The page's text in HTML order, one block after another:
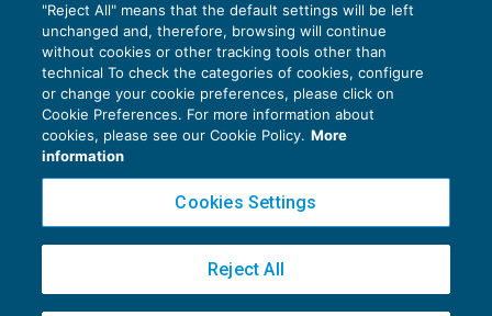
Privacy Policy
Cookie Policy
Copyright 2016 ©Gruppo Euroconference S.p.A.v2.32.2
Piazza Luigi Einaudi, 10N01 - 20124 Milano - info@ecnews.it
"Reject All" means that the default settings will be left
unchanged and, therefore, browsing will continue
without cookies or other tracking tools other than
technical To check the categories of cookies, configure
or change your cookie preferences, please click on
Cookie Preferences. For more information about
cookies, please see our Cookie Policy. More
information
Cookies Settings
Reject All